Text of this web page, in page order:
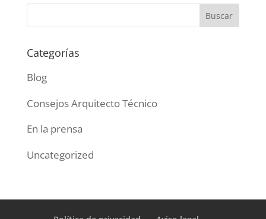
Categorías
Blog
Consejos Arquitecto Técnico
En la prensa
Uncategorized